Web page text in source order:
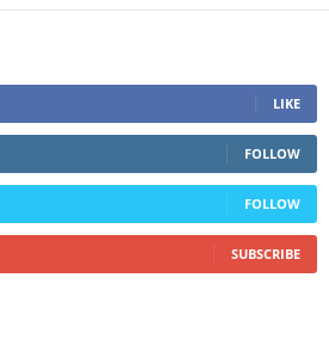
LIKE
FOLLOW
FOLLOW
SUBSCRIBE